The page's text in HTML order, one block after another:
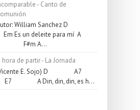
- Canto de
William Sanchez D
Em Es un deleite para mí A
F#m A...
hora de partir - La Jornada
(Vicente E. Sojo) D A7
din, din, es h...